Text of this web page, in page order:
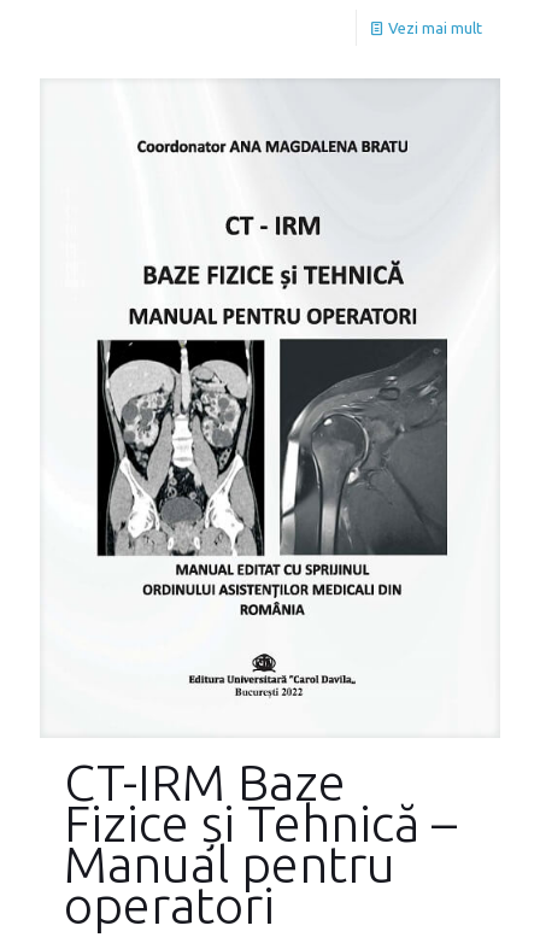
Vezi mai mult
CT-IRM Baze
Fizice și Tehnică –
Manual pentru
operatori